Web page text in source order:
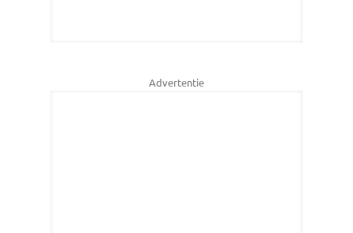
Advertentie